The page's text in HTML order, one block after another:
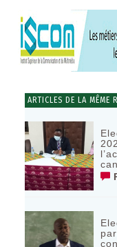
ARTICLES DE LA MÊME